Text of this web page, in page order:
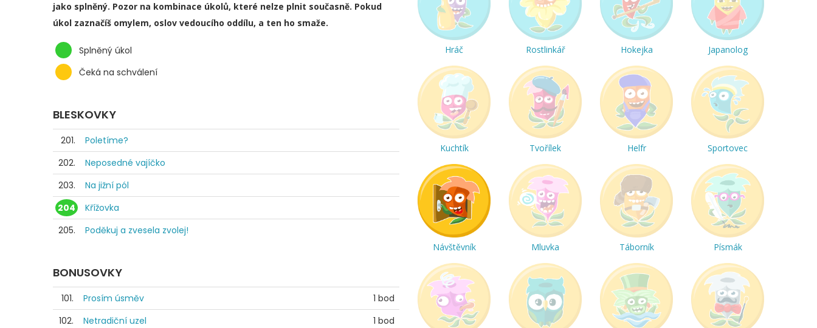
jako splněný. Pozor na kombinace úkolů, které nelze plnit současně. Pokud
úkol zaznačíš omylem, oslov vedoucího oddílu, a ten ho smaže.
Splněný úkol
Čeká na schválení
BLESKOVKY
201.
Poletíme?
202.
Neposedné vajíčko
203.
Na jižní pól
204
Křížovka
205.
Poděkuj a zvesela zvolej!
BONUSOVKY
101. Prosím úsměv
1 bod
102.
Netradiční uzel
1 bod
Hráč Rostlinkář Hokejka Japanolog
Kuchtík Tvořílek Helfr Sportovec
Návštěvník Mluvka Táborník Písmák